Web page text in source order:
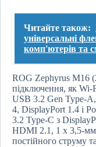
Читайте також:
універсальні
комп'ютерів та
ROG Zephyrus M16
підключення, як
USB 3.2 Gen Type-
4, DisplayPort 1.4 і
3.2 Type-C з
HDMI 2.1, 1 x 3,5-мм
постійного струму